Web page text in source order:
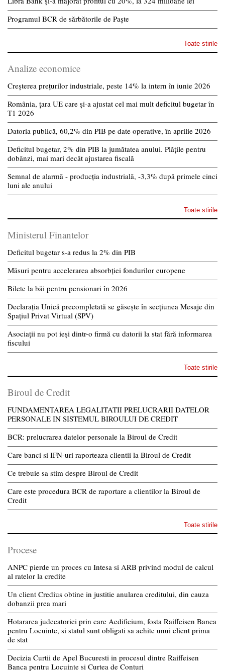
Programul BCR de sărbătorile de Paște
Toate stirile
Analize economice
Creșterea prețurilor industriale, peste 14% la intern în iunie 2026
România, țara UE care și-a ajustat cel mai mult deficitul bugetar în
T1 2026
Datoria publică, 60,2% din PIB pe date operative, în aprilie 2026
Deficitul bugetar, 2% din PIB la jumătatea anului. Plățile pentru
dobânzi, mai mari decât ajustarea fiscală
Semnal de alarmă - producția industrială, -3,3% după primele cinci
luni ale anului
Toate stirile
Ministerul Finantelor
Deficitul bugetar s-a redus la 2% din PIB
Măsuri pentru accelerarea absorbției fondurilor europene
Bilete la băi pentru pensionari în 2026
Declarația Unică precompletată se găsește în secțiunea Mesaje din
Spațiul Privat Virtual (SPV)
Asociații nu pot ieși dintr-o firmă cu datorii la stat fără informarea
fiscului
Toate stirile
Biroul de Credit
FUNDAMENTAREA LEGALITATII PRELUCRARII DATELOR
PERSONALE IN SISTEMUL BIROULUI DE CREDIT
BCR: prelucrarea datelor personale la Biroul de Credit
Care banci si IFN-uri raporteaza clientii la Biroul de Credit
Ce trebuie sa stim despre Biroul de Credit
Care este procedura BCR de raportare a clientilor la Biroul de
Credit
Toate stirile
Procese
ANPC pierde un proces cu Intesa si ARB privind modul de calcul
al ratelor la credite
Un client Credius obtine in justitie anularea creditului, din cauza
dobanzii prea mari
Hotararea judecatoriei prin care Aedificium, fosta Raiffeisen Banca
pentru Locuinte, si statul sunt obligati sa achite unui client prima
de stat
Decizia Curtii de Apel Bucuresti in procesul dintre Raiffeisen
Banca pentru Locuinte si Curtea de Conturi